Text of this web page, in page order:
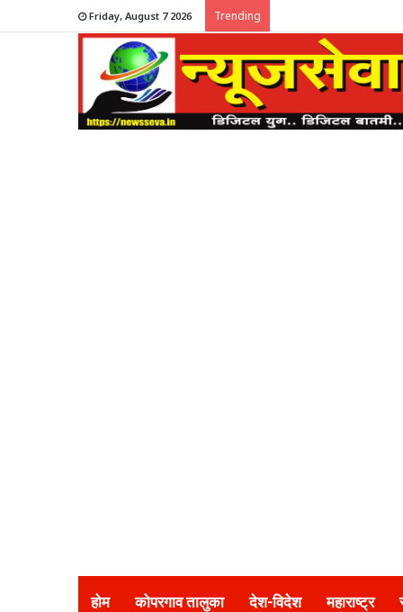
Friday, August 7 2026 Trending
होम कोपरगाव तालुका देश-विदेश महाराष्ट्र